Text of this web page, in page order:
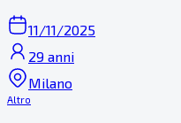
11/11/2025
29 anni
Milano
Altro